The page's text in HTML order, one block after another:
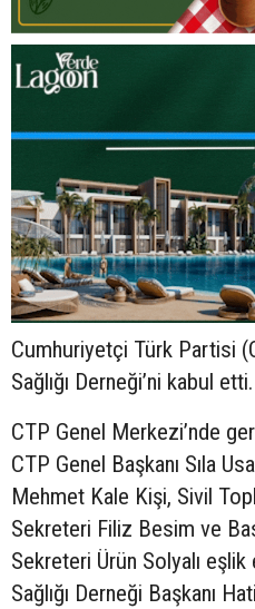
Cumhuriyetçi Türk Partisi
Sağlığı Derneği’ni kabul etti.
CTP Genel Merkezi’nde
CTP Genel Başkanı Sıla
Mehmet Kale Kişi, Sivil
Sekreteri Filiz Besim ve
Sekreteri Ürün Solyalı eşlik
Sağlığı Derneği Başkanı